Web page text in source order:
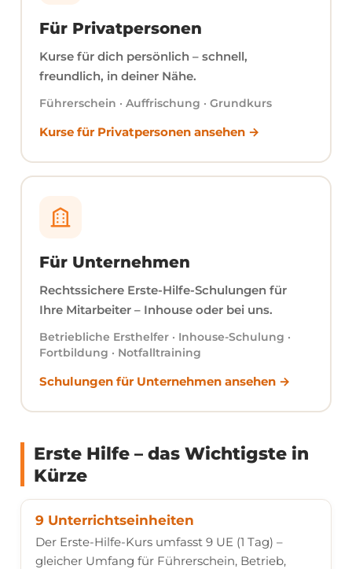
Für Privatpersonen
Kurse für dich persönlich – schnell,
freundlich, in deiner Nähe.
Führerschein · Auffrischung · Grundkurs
Kurse für Privatpersonen ansehen
Für Unternehmen
Rechtssichere Erste-Hilfe-Schulungen für
Ihre Mitarbeiter – Inhouse oder bei uns.
Betriebliche Ersthelfer · Inhouse-Schulung ·
Fortbildung · Notfalltraining
Schulungen für Unternehmen ansehen
Erste Hilfe – das Wichtigste in
Kürze
9 Unterrichtseinheiten
Der Erste-Hilfe-Kurs umfasst 9 UE (1 Tag) –
gleicher Umfang für Führerschein, Betrieb,